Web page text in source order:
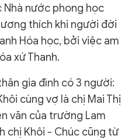
Nhà nước phong học
thích khi người đời
Hóa học, bởi việc am
xứ Thanh.
gia đình có 3 người:
cùng vợ là chị Mai Thị
văn của trường Lam
chị Khôi - Chúc cũng từ